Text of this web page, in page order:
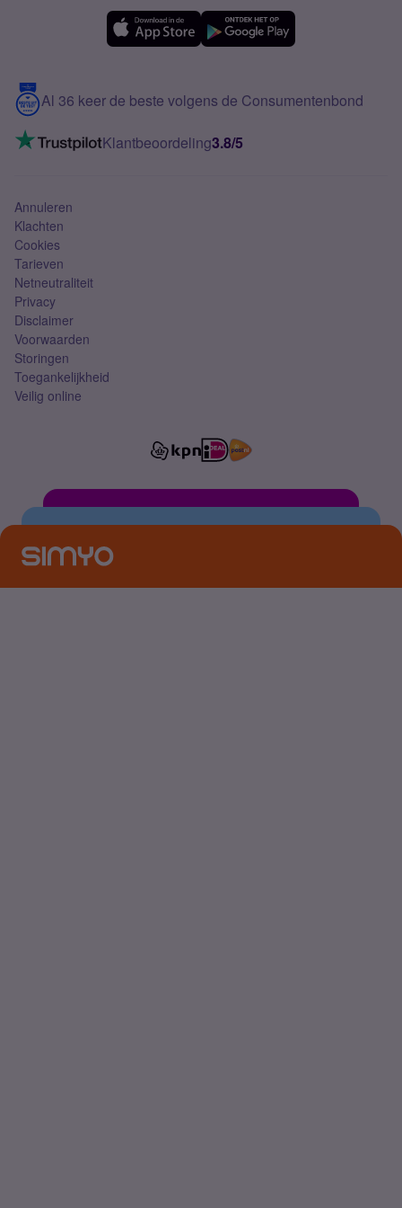
Meerdere nummers
5G internet
Mobiel internet
Mobiel abonnement
Contact
VoLTE 4G bellen
Al 36 keer de beste volgens de Consumentenbond
Klantbeoordeling3.8/5
Annuleren
Klachten
Cookies
Tarieven
Netneutraliteit
Privacy
Disclaimer
Voorwaarden
Storingen
Toegankelijkheid
Veilig online